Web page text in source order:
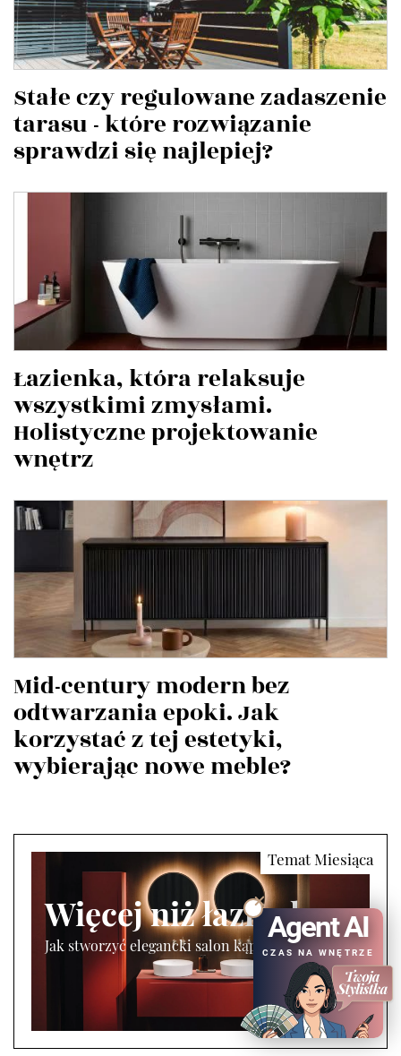
Stałe czy regulowane zadaszenie
tarasu - które rozwiązanie
sprawdzi się najlepiej?
Łazienka, która relaksuje
wszystkimi zmysłami.
Holistyczne projektowanie
wnętrz
Mid-century modern bez
odtwarzania epoki. Jak
korzystać z tej estetyki,
wybierając nowe meble?
Więcej niż łazienka
Jak stworzyć elegancki salon kąpielowy?
Agent AI
CZAS NA WNĘTRZE